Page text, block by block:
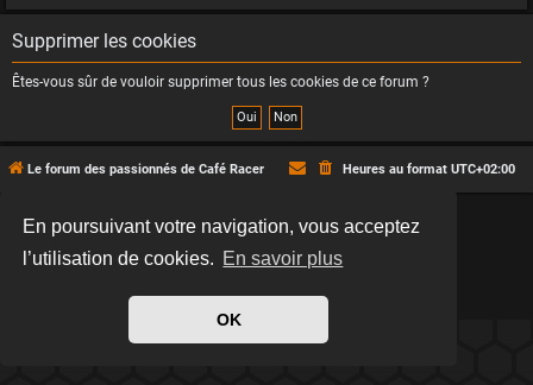
En poursuivant votre navigation, vous acceptez
l’utilisation de cookies. En savoir plus
OK
Supprimer les cookies
Êtes-vous sûr de vouloir supprimer tous les cookies de ce forum ?
Le forum des passionnés de Café Racer Heures au format UTC+02:00
*Hexagon style byMannixMD
*Style version: 2.2.13
Développé parphpBB® Forum Software © phpBB Limited
Confidentialité|Conditions